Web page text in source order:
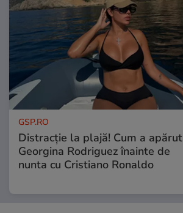
GSP.RO
Distracție la plajă! Cum a apărut
Georgina Rodriguez înainte de
nunta cu Cristiano Ronaldo